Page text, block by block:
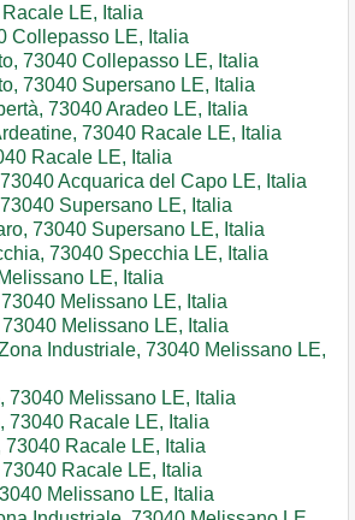
LE, Italia
Collepasso LE, Italia
73040 Collepasso LE, Italia
73040 Supersano LE, Italia
73040 Aradeo LE, Italia
73040 Racale LE, Italia
Racale LE, Italia
Acquarica del Capo LE, Italia
Supersano LE, Italia
73040 Supersano LE, Italia
73040 Specchia LE, Italia
LE, Italia
Melissano LE, Italia
Melissano LE, Italia
Industriale, 73040 Melissano LE,
73040 Melissano LE, Italia
73040 Racale LE, Italia
Racale LE, Italia
Racale LE, Italia
Melissano LE, Italia